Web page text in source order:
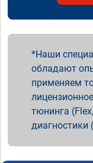
Наши
обладают
применяем
тюнинга
диагностики